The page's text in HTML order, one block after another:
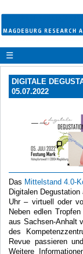
☰
DIGITALE
05.07.2022
Das Mittelstand 4.0-
Digitalen Degustation
Uhr – virtuell oder
Neben edlen
aus Sachsen-Anhalt
des
Revue passieren
Weitere